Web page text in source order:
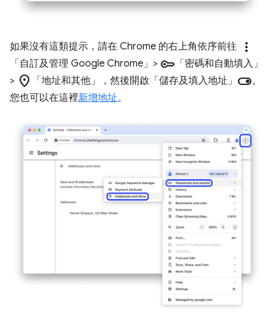
如果沒有這類提示，請在 Chrome 的右上角依序前往 more_vert
「自訂及管理 Google Chrome」 > key 「密碼和自動填入」
> location_on 「地址和其他」 ，然後開啟「儲存及填入地址」 toggle_on。
您也可以在這裡新增地址。